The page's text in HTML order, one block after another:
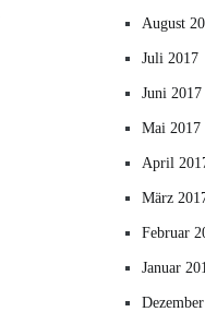
August
Juli 2017
Juni 2017
Mai 2017
April
März
Februar
Januar